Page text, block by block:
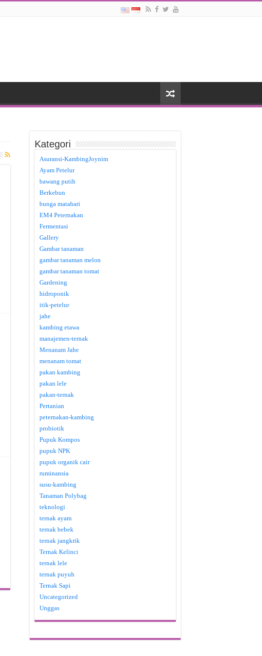
Kategori
Asuransi-KambingJoynim
Ayam Petelur
bawang putih
Berkebun
bunga matahari
EM4 Peternakan
Fermentasi
Gallery
Gambar tanaman
gambar tanaman melon
gambar tanaman tomat
Gardening
hidroponik
itik-petelur
jahe
kambing etawa
manajemen-ternak
Menanam Jahe
menanam tomat
pakan kambing
pakan lele
pakan-ternak
Pertanian
peternakan-kambing
probiotik
Pupuk Kompos
pupuk NPK
pupuk organik cair
ruminansia
susu-kambing
Tanaman Polybag
teknologi
ternak ayam
ternak bebek
ternak jangkrik
Ternak Kelinci
ternak lele
ternak puyuh
Ternak Sapi
Uncategorized
Unggas